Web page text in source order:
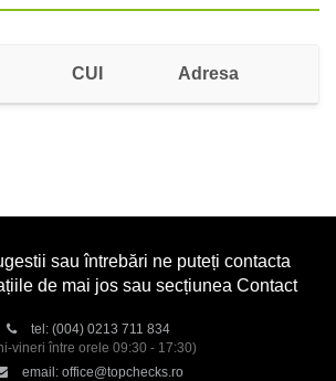
CUI Adresa
sau întrebări ne puteți contacta
de mai jos sau secțiunea Contact
tel: (004) 0213 711 834
vineri între orele 09:30 - 17:30)
email: office@topchecks.ro